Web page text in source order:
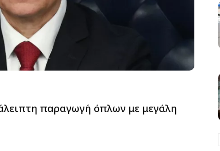
παραγωγή όπλων με μεγάλη